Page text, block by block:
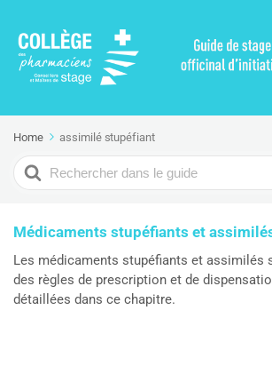
Home assimilé stupéfiant
Search
For
Médicaments stupéfiants et
Les médicaments stupéfiants et assimilés
des règles de prescription et de
détaillées dans ce chapitre.